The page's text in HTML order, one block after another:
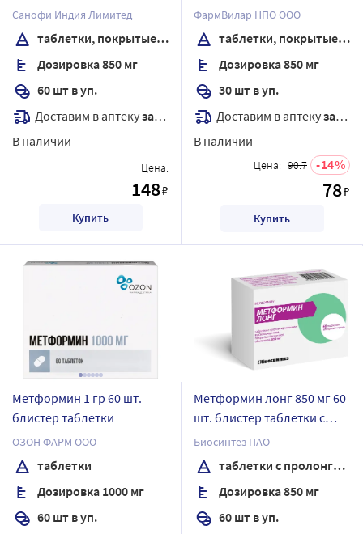
пленочной оболочкой
Санофи Индия Лимитед
таблетки, покрытые пленочной оболочкой
Дозировка 850 мг
60 шт в уп.
Доставим в аптекузавтра
В наличии
Цена:
148₽
Купить
пленочной оболочкой
ФармВилар НПО ООО
таблетки, покрытые пленочной оболочкой
Дозировка 850 мг
30 шт в уп.
Доставим в аптекузавтра
В наличии
Цена: 90.7 14
78₽
Купить
Метформин 1 гр 60 шт.
блистер таблетки
ОЗОН ФАРМ ООО
таблетки
Дозировка 1000 мг
60 шт в уп.
Метформин лонг 850 мг 60
шт. блистер таблетки с
пролонгированным
высвобождением,
покрытые пленочной
оболочкой
Биосинтез ПАО
таблетки с пролонгированным высвобождением, покрытые пленочной оболочкой
Дозировка 850 мг
60 шт в уп.